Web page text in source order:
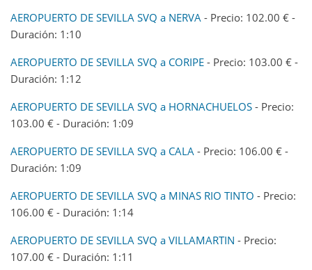
AEROPUERTO DE SEVILLA SVQ a NERVA - Precio: 102.00 € -
Duración: 1:10
AEROPUERTO DE SEVILLA SVQ a CORIPE - Precio: 103.00 € -
Duración: 1:12
AEROPUERTO DE SEVILLA SVQ a HORNACHUELOS - Precio:
103.00 € - Duración: 1:09
AEROPUERTO DE SEVILLA SVQ a CALA - Precio: 106.00 € -
Duración: 1:09
AEROPUERTO DE SEVILLA SVQ a MINAS RIO TINTO - Precio:
106.00 € - Duración: 1:14
AEROPUERTO DE SEVILLA SVQ a VILLAMARTIN - Precio:
107.00 € - Duración: 1:11